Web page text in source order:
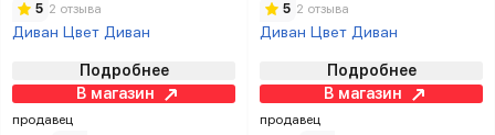
5 2 отзыва
Диван Цвет Диван
Подробнее
В магазин
продавец
5 2 отзыва
Диван Цвет Диван
Подробнее
В магазин
продавец